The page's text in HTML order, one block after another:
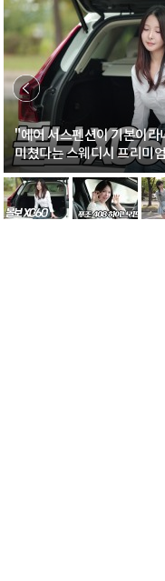
"에어 서스펜션이 기본이라
미쳤다는 스웨디시 프리미
B5 울트라'